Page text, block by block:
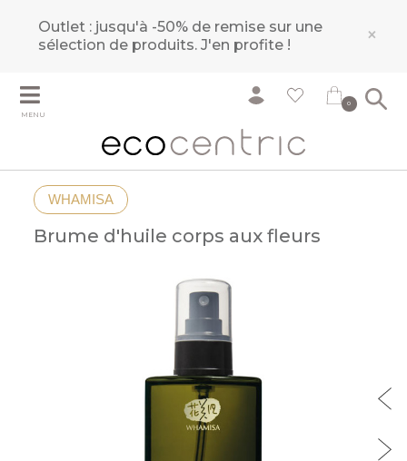
Outlet : jusqu'à -50% de remise sur une
sélection de produits.J'en profite ! ×
MENU
0
WHAMISA
Brume d'huile corps aux fleurs